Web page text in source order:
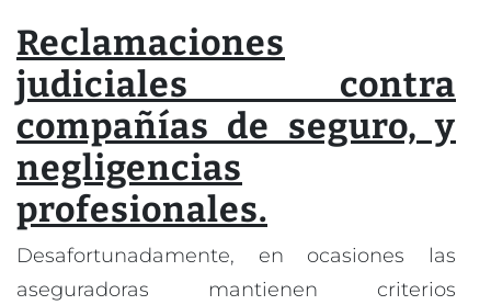
Reclamaciones
judiciales contra
compañías de seguro, y
negligencias
profesionales.
Desafortunadamente, en ocasiones las
aseguradoras mantienen criterios